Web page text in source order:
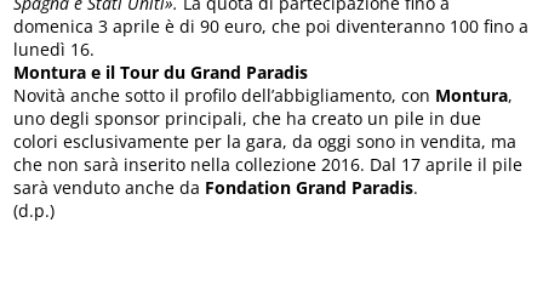
domenica 3 aprile è di 90 euro, che poi diventeranno 100 fino a
lunedì 16.
Montura e il Tour du Grand Paradis
Novità anche sotto il profilo dell’abbigliamento, con Montura,
uno degli sponsor principali, che ha creato un pile in due
colori esclusivamente per la gara, da oggi sono in vendita, ma
che non sarà inserito nella collezione 2016. Dal 17 aprile il pile
sarà venduto anche da Fondation Grand Paradis.
(d.p.)